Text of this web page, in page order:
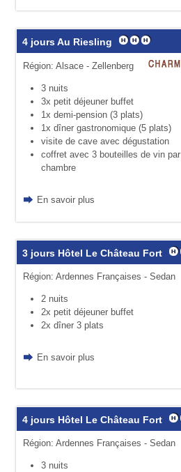
4 jours Au Riesling
Région: Alsace - Zellenberg
3 nuits
3x petit déjeuner buffet
1x demi-pension (3 plats)
1x dîner gastronomique (5 plats)
visite de cave avec dégustation
coffret avec 3 bouteilles de vin par
chambre
En savoir plus
3 jours Hôtel Le Château Fort
Région: Ardennes Françaises - Sedan
2 nuits
2x petit déjeuner buffet
2x dîner 3 plats
En savoir plus
4 jours Hôtel Le Château Fort
Région: Ardennes Françaises - Sedan
3 nuits